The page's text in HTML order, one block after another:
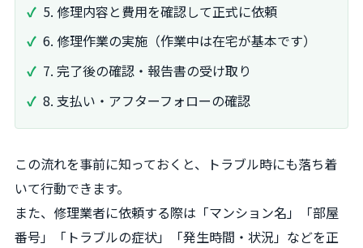
5. 修理内容と費用を確認して正式に依頼
6. 修理作業の実施（作業中は在宅が基本です）
7. 完了後の確認・報告書の受け取り
8. 支払い・アフターフォローの確認
この流れを事前に知っておくと、トラブル時にも落ち着
いて行動できます。
また、修理業者に依頼する際は「マンション名」「部屋
番号」「トラブルの症状」「発生時間・状況」などを正